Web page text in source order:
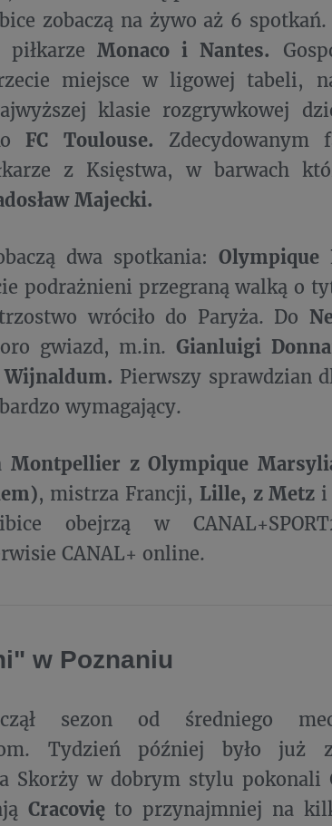
zobaczą na żywo aż 6
Monaco i Nantes.
miejsce w ligowej tabeli,
klasie rozgrywkowej
FC Toulouse. Zdecydowanym
z Księstwa, w barwach
Majecki.
dwa spotkania:
podrażnieni przegraną walką o
wróciło do Paryża. Do
gwiazd, m.in.Gianluigi
Pierwszy sprawdzian
wymagający.
Montpellier z Olympique Marsyli
, mistrza Francji, Lille, z Metz i
obejrzą w
CANAL+ online.
w Poznaniu
sezon od średniego
Tydzień później było już
Skorży w dobrym stylu pokonali
Cracovięto przynajmniej na